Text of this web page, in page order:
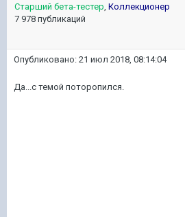
Старший бета-тестер Коллекционер
7 978 публикаций
Опубликовано: 21 июл 2018, 08:14:04
Да...с темой поторопился.